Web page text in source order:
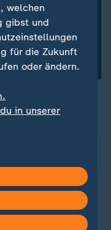
unsere
welchen
gibst und
für die Zukunft
oder ändern.
in unserer